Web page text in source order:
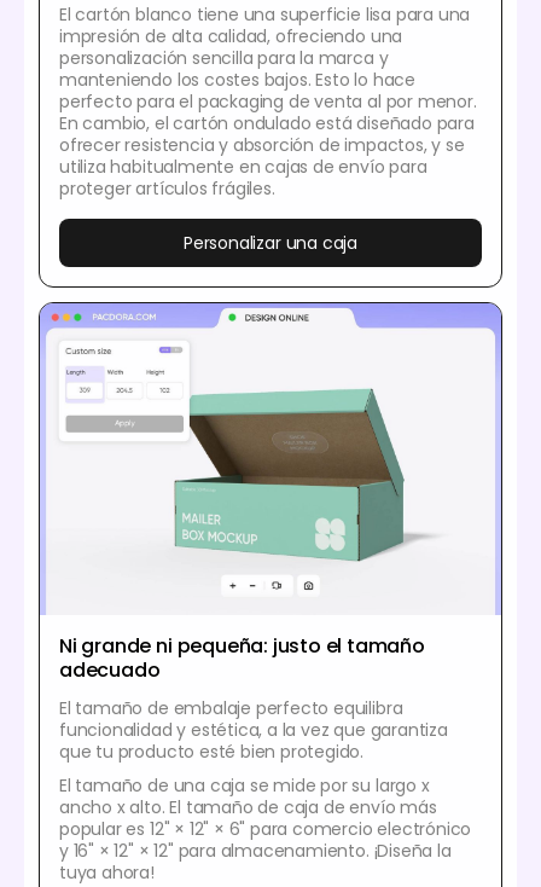
El cartón blanco tiene una superficie lisa para una
impresión de alta calidad, ofreciendo una
personalización sencilla para la marca y
manteniendo los costes bajos. Esto lo hace
perfecto para el packaging de venta al por menor.
En cambio, el cartón ondulado está diseñado para
ofrecer resistencia y absorción de impactos, y se
utiliza habitualmente en cajas de envío para
proteger artículos frágiles.
Personalizar una caja
Ni grande ni pequeña: justo el tamaño
adecuado
El tamaño de embalaje perfecto equilibra
funcionalidad y estética, a la vez que garantiza
que tu producto esté bien protegido.
El tamaño de una caja se mide por su largo x
ancho x alto. El tamaño de caja de envío más
popular es 12" × 12" × 6" para comercio electrónico
y 16" × 12" × 12" para almacenamiento. ¡Diseña la
tuya ahora!